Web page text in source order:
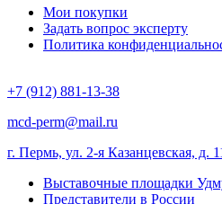
Мои покупки
Задать вопрос эксперту
Политика
+7 (912) 881-13-38
mcd-perm@mail.ru
г. Пермь, ул. 2-я Казанцевская, д.
Выставочные площадки
Представители в России